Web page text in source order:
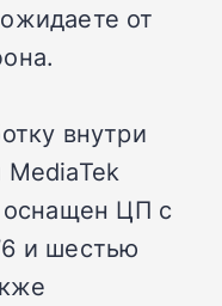
от
внутри
ЦП с
и шестью